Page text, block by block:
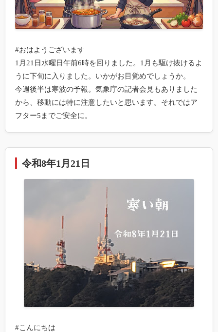
#おはようございます
1月21日水曜日午前6時を回りました。1月も駆け抜けるよ
うに下旬に入りました。いかがお目覚めでしょうか。
今週後半は寒波の予報。気象庁の記者会見もありました
から、移動には特に注意したいと思います。それではア
フター5までご安全に。
令和8年1月21日
#こんにちは